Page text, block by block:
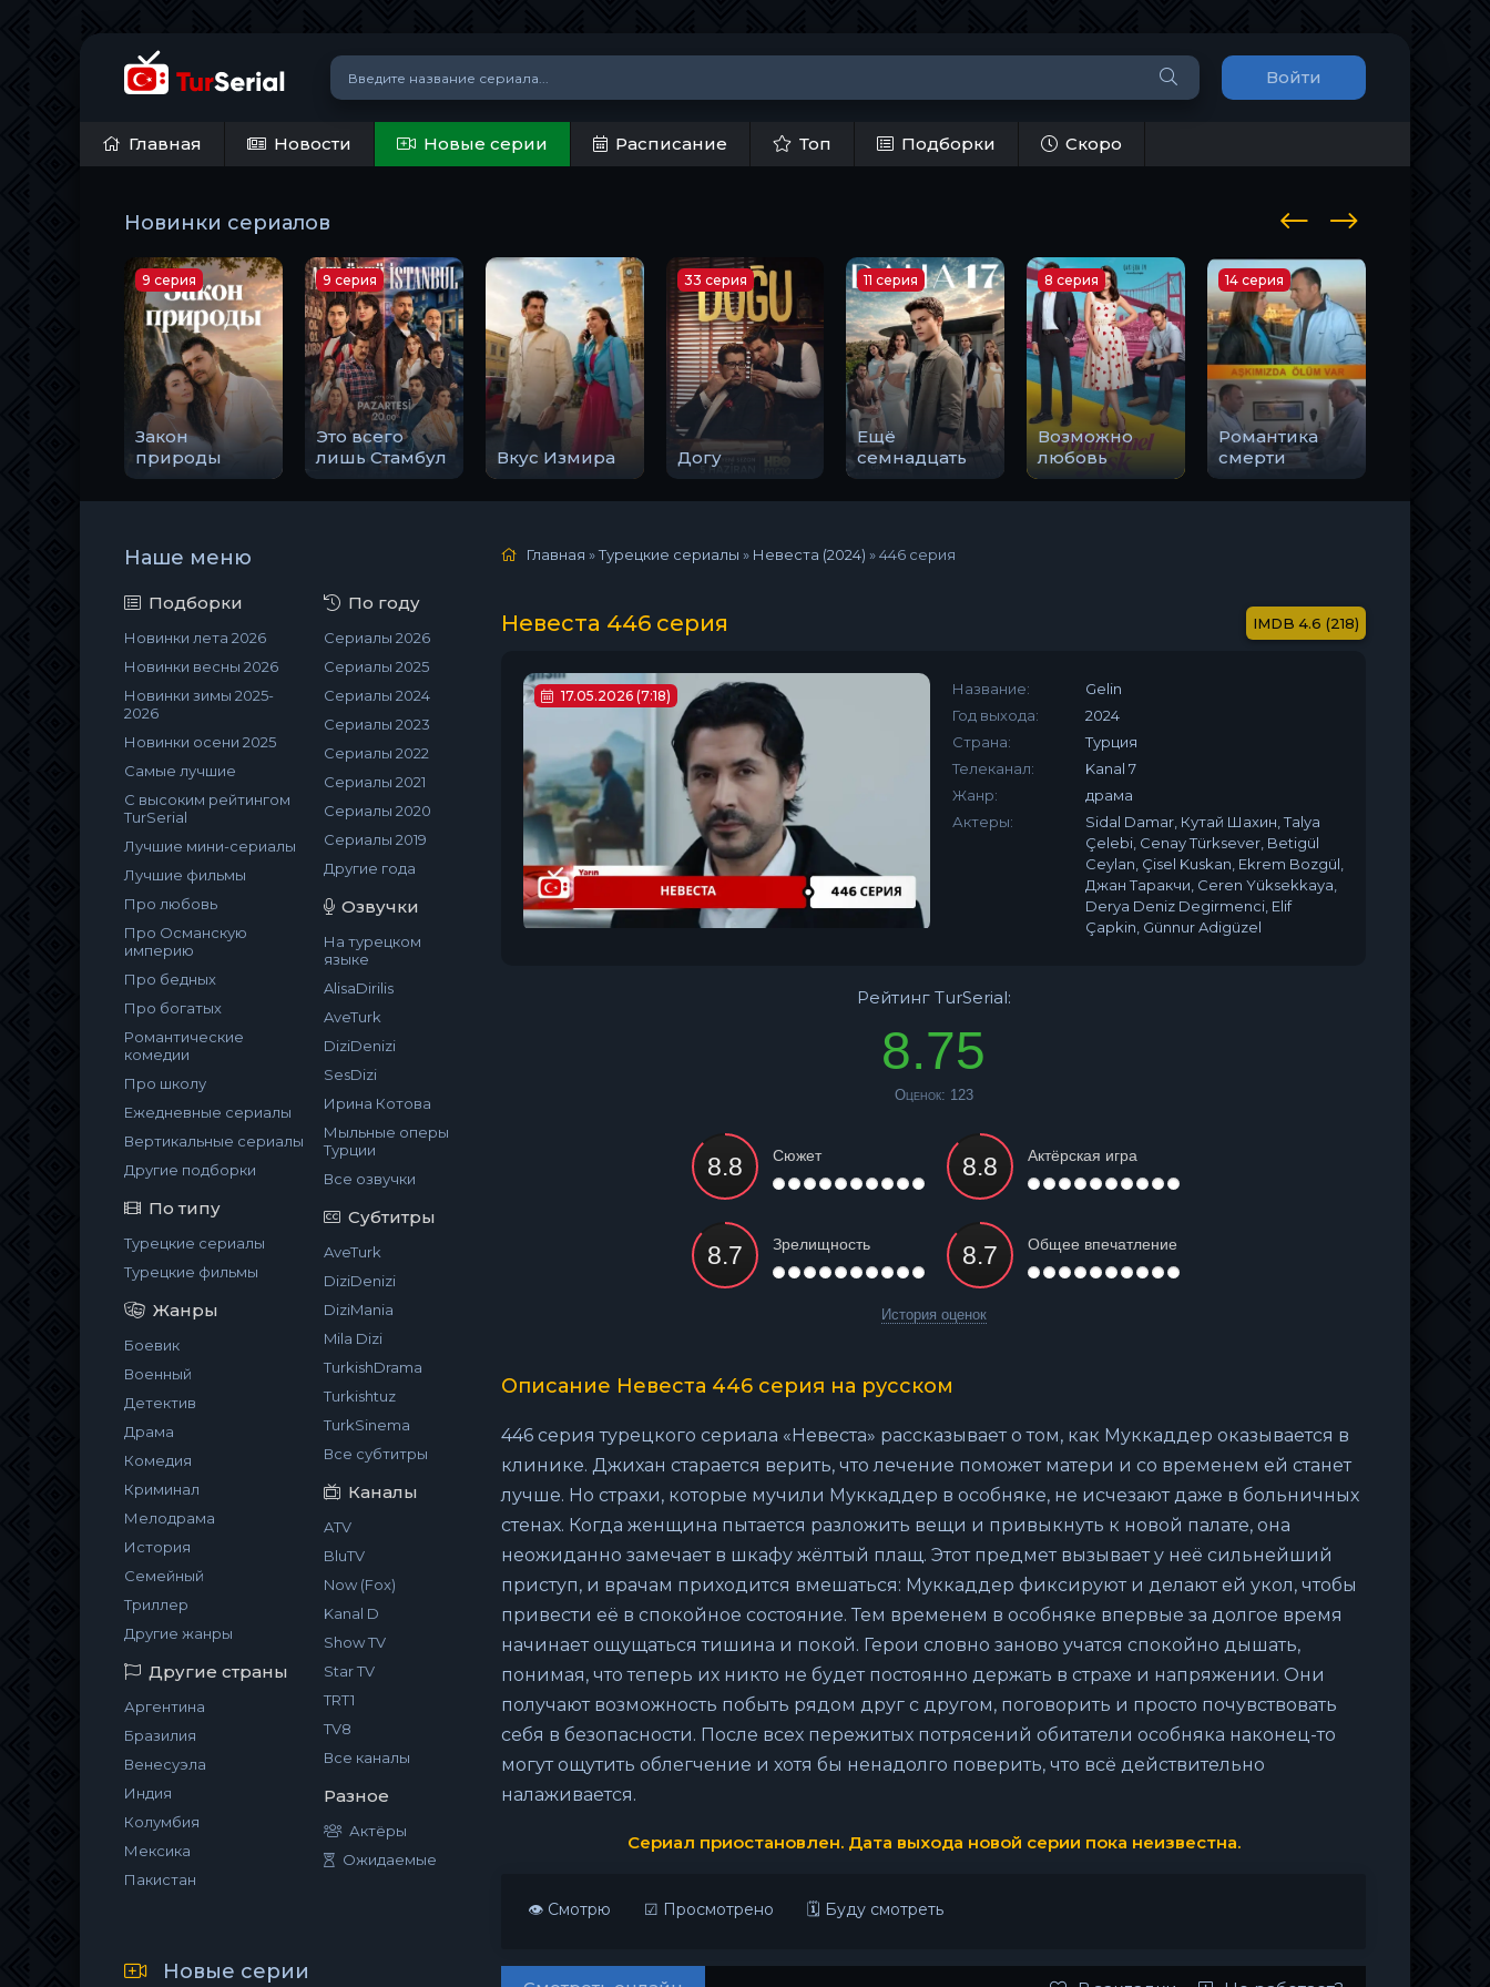
Войти
Главная Новости Новые серии Расписание Топ Подборки Скоро
Новинки сериалов
Закон
природы
9 серия
Это всего
лишь Стамбул
9 серия
Вкус Измира Догу
33 серия
Ещё
семнадцать
11 серия
Возможно
любовь
8 серия
Романтика
смерти
14 серия
Наше меню
Подборки
Новинки лета 2026
Новинки весны 2026
Новинки зимы 2025-
2026
Новинки осени 2025
Самые лучшие
С высоким рейтингом
TurSerial
Лучшие мини-сериалы
Лучшие фильмы
Про любовь
Про Османскую
империю
Про бедных
Про богатых
Романтические
комедии
Про школу
Ежедневные сериалы
Вертикальные сериалы
Другие подборки
По типу
Турецкие сериалы
Турецкие фильмы
Жанры
Боевик
Военный
Детектив
Драма
Комедия
Криминал
Мелодрама
История
Семейный
Триллер
Другие жанры
Другие страны
Аргентина
Бразилия
Венесуэла
Индия
Колумбия
Мексика
Пакистан
По году
Сериалы 2026
Сериалы 2025
Сериалы 2024
Сериалы 2023
Сериалы 2022
Сериалы 2021
Сериалы 2020
Сериалы 2019
Другие года
Озвучки
На турецком
языке
AlisaDirilis
AveTurk
DiziDenizi
SesDizi
Ирина Котова
Мыльные оперы
Турции
Все озвучки
Субтитры
AveTurk
DiziDenizi
DiziMania
Mila Dizi
TurkishDrama
Turkishtuz
TurkSinema
Все субтитры
Каналы
ATV
BluTV
Now (Fox)
Kanal D
Show TV
Star TV
TRT1
TV8
Все каналы
Разное
Актёры
Ожидаемые
Новые серии
Главная »Турецкие сериалы » Невеста (2024) »446 серия
Невеста 446 серия 4.6 (218)
17.05.2026 (7:18) Название:
Gelin
Год выхода:
2024
Страна:
Турция
Телеканал:
Kanal 7
Жанр:
драма
Актеры:
Sidal Damar, Кутай Шахин, Talya
Çelebi, Cenay Türksever, Betigül
Ceylan, Çisel Kuskan, Ekrem Bozgül,
Джан Таракчи, Ceren Yüksekkaya,
Derya Deniz Degirmenci, Elif
Çapkin, Günnur Adigüzel
Рейтинг TurSerial:
8.75
Оценок: 123
Сюжет Актёрская игра
Зрелищность Общее впечатление
История оценок
Описание Невеста 446 серия на русском
446 серия турецкого сериала «Невеста» рассказывает о том, как Муккаддер оказывается в
клинике. Джихан старается верить, что лечение поможет матери и со временем ей станет
лучше. Но страхи, которые мучили Муккаддер в особняке, не исчезают даже в больничных
стенах. Когда женщина пытается разложить вещи и привыкнуть к новой палате, она
неожиданно замечает в шкафу жёлтый плащ. Этот предмет вызывает у неё сильнейший
приступ, и врачам приходится вмешаться: Муккаддер фиксируют и делают ей укол, чтобы
привести её в спокойное состояние. Тем временем в особняке впервые за долгое время
начинает ощущаться тишина и покой. Герои словно заново учатся спокойно дышать,
понимая, что теперь их никто не будет постоянно держать в страхе и напряжении. Они
получают возможность побыть рядом друг с другом, поговорить и просто почувствовать
себя в безопасности. После всех пережитых потрясений обитатели особняка наконец-то
могут ощутить облегчение и хотя бы ненадолго поверить, что всё действительно
налаживается.
Сериал приостановлен. Дата выхода новой серии пока неизвестна.
👁 Смотрю ☑ Просмотрено 🗓 Буду смотреть